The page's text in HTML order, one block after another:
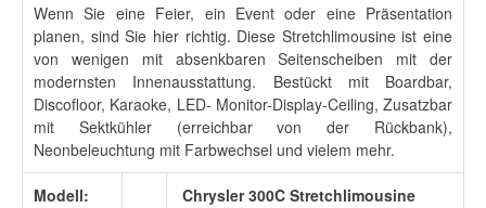
Wenn Sie eine Feier, ein Event oder eine Präsentation
planen, sind Sie hier richtig. Diese Stretchlimousine ist eine
von wenigen mit absenkbaren Seitenscheiben mit der
modernsten Innenausstattung. Bestückt mit Boardbar,
Discofloor, Karaoke, LED- Monitor-Display-Ceiling, Zusatzbar
mit Sektkühler (erreichbar von der Rückbank),
Neonbeleuchtung mit Farbwechsel und vielem mehr.
Modell: Chrysler 300C Stretchlimousine